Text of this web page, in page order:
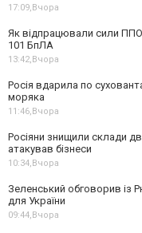
17:09,Вчора
Як відпрацювали сили ППО
101 БпЛА
13:42,Вчора
Росія вдарила по
моряка
11:46,Вчора
Росіяни знищили склади
атакував бізнеси
10:34,Вчора
Зеленський обговорив із
для України
09:44,Вчора